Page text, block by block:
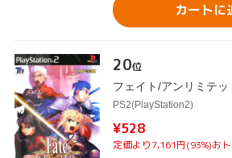
カートに
20位
フェイト/アンリミテッ
PS2(PlayStation2)
¥528
定価より7,161円(93%)おト